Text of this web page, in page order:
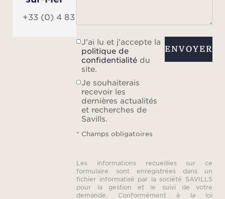
+33 (0) 4 83 84 84 84
J’ai lu et j’accepte la
politique de
confidentialité du
site.
Je souhaiterais
recevoir les
dernières actualités
et recherches de
Savills.
* Champs obligatoires
ENVOYER
Les informations recueillies sur ce
formulaire sont enregistrées dans un
fichier informatisé par la société SAVILLS
pour la gestion et le suivi de votre
demande. Conformément à la loi